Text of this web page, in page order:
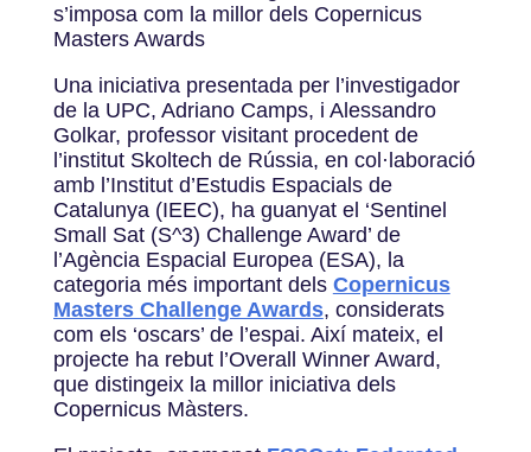
s’imposa com la millor dels Copernicus
Masters Awards
Una iniciativa presentada per l’investigador
de la UPC, Adriano Camps, i Alessandro
Golkar, professor visitant procedent de
l’institut Skoltech de Rússia, en col·laboració
amb l’Institut d’Estudis Espacials de
Catalunya (IEEC), ha guanyat el ‘Sentinel
Small Sat (S^3) Challenge Award’ de
l’Agència Espacial Europea (ESA), la
categoria més important dels Copernicus
Masters Challenge Awards, considerats
com els ‘oscars’ de l’espai. Així mateix, el
projecte ha rebut l’Overall Winner Award,
que distingeix la millor iniciativa dels
Copernicus Màsters.